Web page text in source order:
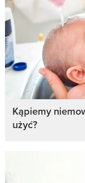
Kąpiemy
użyć?